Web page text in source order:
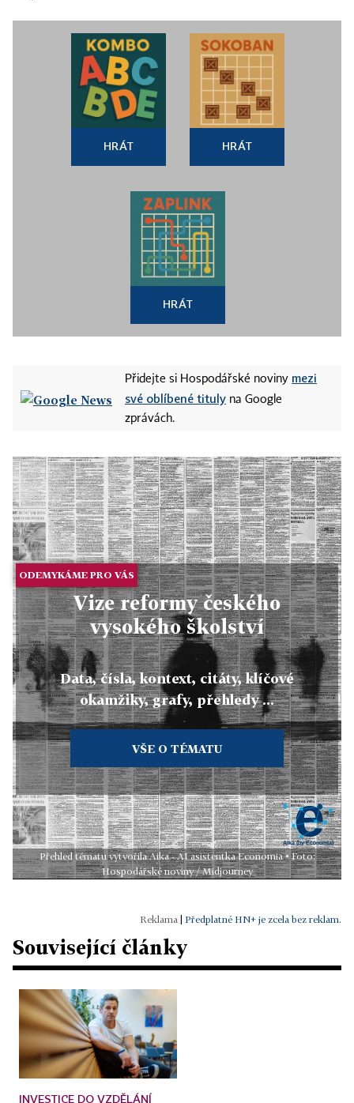
HRÁT HRÁT
HRÁT
Přidejte si Hospodářské noviny mezi
své oblíbené tituly na Google
zprávách.
ODEMYKÁME PRO VÁS
Vize reformy českého
vysokého školství
Data, čísla, kontext, citáty, klíčové
okamžiky, grafy, přehledy ...
VŠE O TÉMATU
Přehled tématu vytvořila Aika - AI asistentka Economia • Foto:
Hospodářské noviny / Midjourney
Předplatné HN+ je zcela bez reklam.
Související články
INVESTICE DO VZDĚLÁNÍ